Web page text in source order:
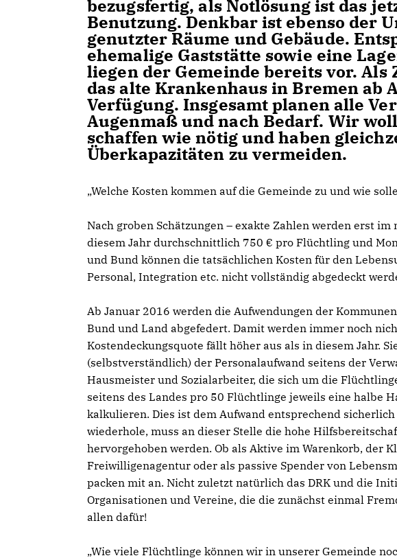
bezugsfertig, als Notlösung ist das
Benutzung. Denkbar ist ebenso der
genutzter Räume und Gebäude.
ehemalige Gaststätte sowie eine
liegen der Gemeinde bereits vor. Als
das alte Krankenhaus in Bremen ab
Verfügung. Insgesamt planen alle
Augenmaß und nach Bedarf. Wir
schaffen wie nötig und haben
Überkapazitäten zu vermeiden.
Welche Kosten kommen auf die Gemeinde zu und wie
Nach groben Schätzungen – exakte Zahlen werden erst
diesem Jahr durchschnittlich 750 € pro Flüchtling und
und Bund können die tatsächlichen Kosten für den
Personal, Integration etc. nicht vollständig abgedeckt
Ab Januar 2016 werden die Aufwendungen der
Bund und Land abgefedert. Damit werden immer noch
Kostendeckungsquote fällt höher aus als in diesem Jahr.
(selbstverständlich) der Personalaufwand seitens der
Hausmeister und Sozialarbeiter, die sich um die
seitens des Landes pro 50 Flüchtlinge jeweils eine halbe
kalkulieren. Dies ist dem Aufwand entsprechend
wiederhole, muss an dieser Stelle die hohe
hervorgehoben werden. Ob als Aktive im Warenkorb, der
Freiwilligenagentur oder als passive Spender von
packen mit an. Nicht zuletzt natürlich das DRK und die
Organisationen und Vereine, die die zunächst einmal
allen dafür!
Wie viele Flüchtlinge können wir in unserer Gemeinde